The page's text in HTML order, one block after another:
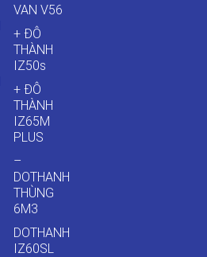
VAN V56
+ ĐÔ
THÀNH
IZ50s
+ ĐÔ
THÀNH
IZ65M
PLUS
–
DOTHANH
THÙNG
6M3
DOTHANH
IZ60SL